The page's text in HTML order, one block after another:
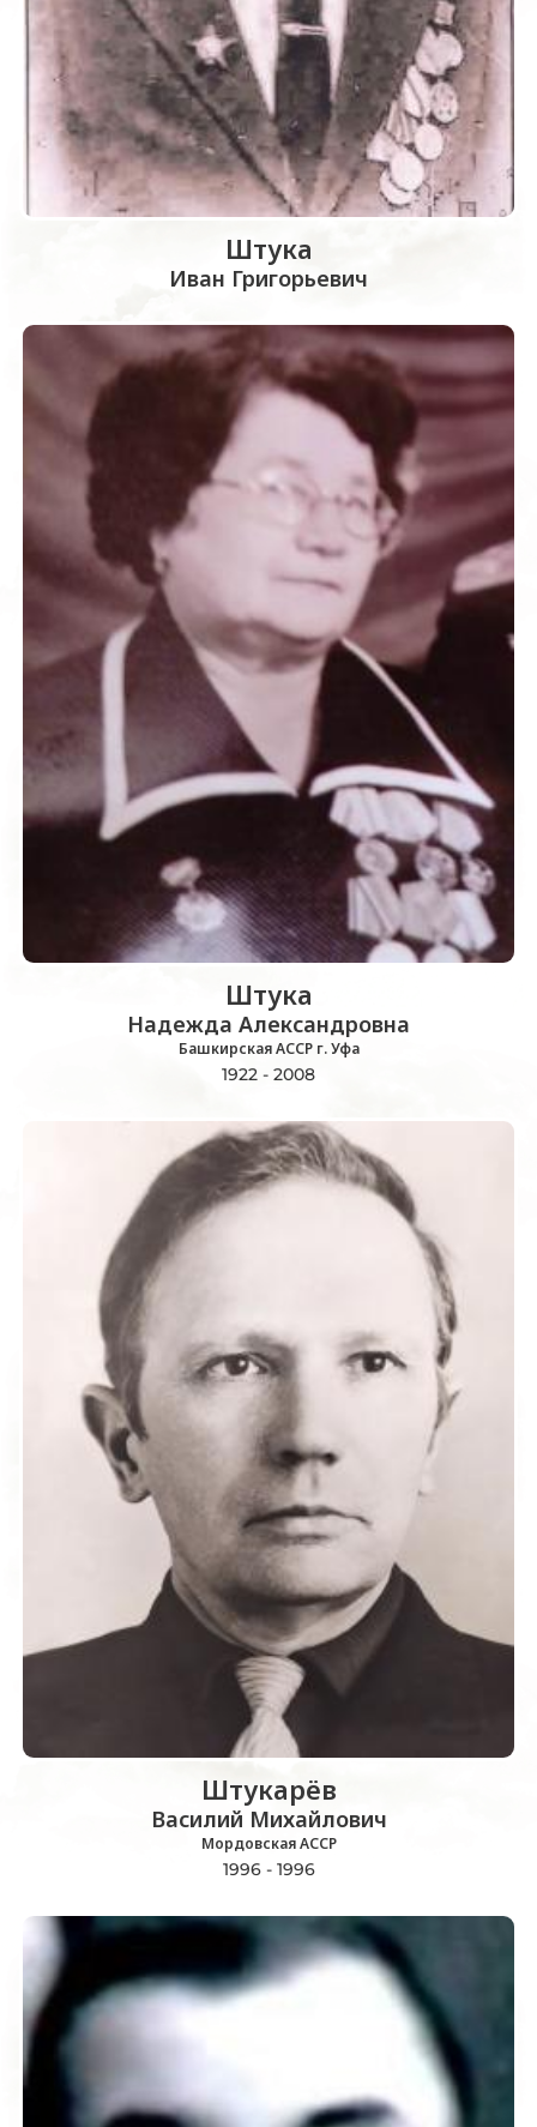
Штука
Иван Григорьевич
Штука
Надежда Александровна
Башкирская АССР г. Уфа
1922 - 2008
Штукарëв
Василий Михайлович
Мордовская АССР
1996 - 1996